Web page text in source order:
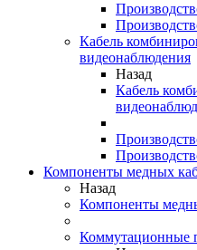
Кабель
видеонаблюдения
Назад
Кабель
Компоненты медных
Назад
Компоненты
Коммутационные